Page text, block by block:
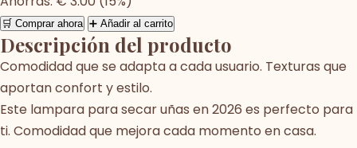
🛒 Comprar ahora ➕ Añadir al carrito
Descripción del producto
Comodidad que se adapta a cada usuario. Texturas que
aportan confort y estilo.
Este lampara para secar uñas en 2026 es perfecto para
ti. Comodidad que mejora cada momento en casa.